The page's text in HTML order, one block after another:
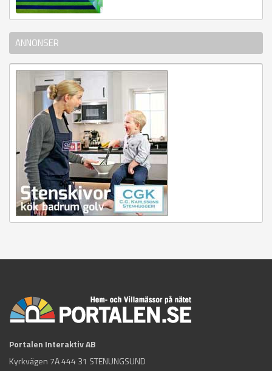
ANNONSER
Portalen Interaktiv AB
Kyrkvägen 7A 444 31 STENUNGSUND